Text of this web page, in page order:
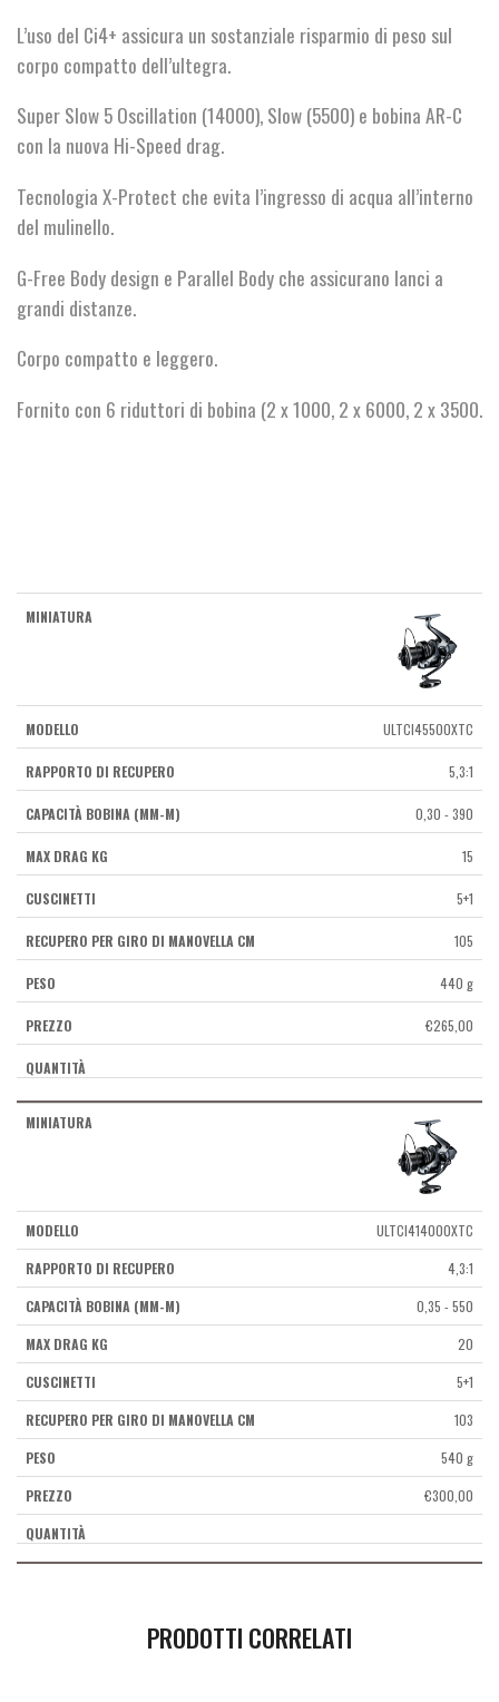
L’uso del Ci4+ assicura un sostanziale risparmio di peso sul
corpo compatto dell’ultegra.
Super Slow 5 Oscillation (14000), Slow (5500) e bobina AR-C
con la nuova Hi-Speed drag.
Tecnologia X-Protect che evita l’ingresso di acqua all’interno
del mulinello.
G-Free Body design e Parallel Body che assicurano lanci a
grandi distanze.
Corpo compatto e leggero.
Fornito con 6 riduttori di bobina (2 x 1000, 2 x 6000, 2 x 3500.
ULTCI45500XTC
5,3:1
0,30 - 390
15
5+1
105
440 g
€265,00
ULTCI414000XTC
4,3:1
0,35 - 550
20
5+1
103
540 g
€300,00
PRODOTTI CORRELATI